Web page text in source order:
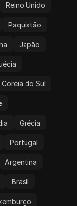
Reino Unido
Paquistão
Japão
Coreia do Sul
Grécia
Portugal
Argentina
Brasil